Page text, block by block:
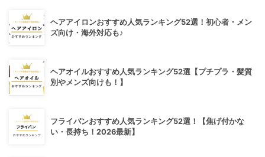
ヘアアイロンおすすめ人気ランキング52選！初心者・メン
ズ向け・海外対応も♪
ヘアオイルおすすめ人気ランキング52選【プチプラ・髪質
別やメンズ向けも！】
フライパンおすすめ人気ランキング52選！【焦げ付かな
い・長持ち！2026最新】